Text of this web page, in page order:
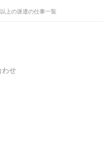
上の派遣の仕事一覧
わせ